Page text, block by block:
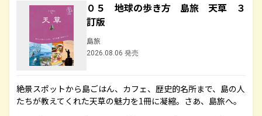
０５ 地球の歩き方 島旅 天草 ３
訂版
島旅
2026.08.06 発売
絶景スポットから島ごはん、カフェ、歴史的名所まで、島の人
たちが教えてくれた天草の魅力を1冊に凝縮。さあ、島旅へ。